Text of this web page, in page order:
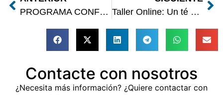
PROGRAMA CONFERENCIA EAAP
Taller Online: Un té con AEPA | CRM
Contacte con nosotros
¿Necesita más información? ¿Quiere contactar con